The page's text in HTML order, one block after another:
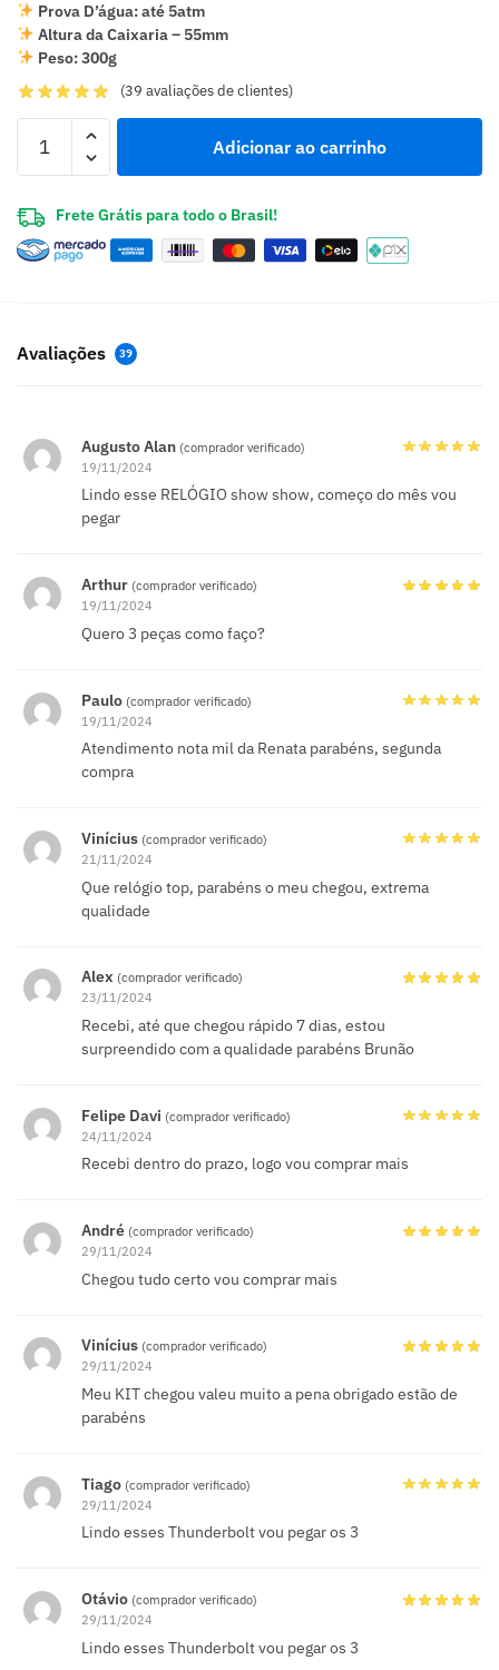
Prova D’água: até 5atm
Altura da Caixaria – 55mm
Peso: 300g
(39 avaliações de clientes)
Adicionar ao carrinho
Frete Grátis para todo o Brasil!
Avaliações 39
Augusto Alan (comprador verificado)
19/11/2024
Lindo esse RELÓGIO show show, começo do mês vou
pegar
Arthur (comprador verificado)
19/11/2024
Quero 3 peças como faço?
Paulo (comprador verificado)
19/11/2024
Atendimento nota mil da Renata parabéns, segunda
compra
Vinícius (comprador verificado)
21/11/2024
Que relógio top, parabéns o meu chegou, extrema
qualidade
Alex (comprador verificado)
23/11/2024
Recebi, até que chegou rápido 7 dias, estou
surpreendido com a qualidade parabéns Brunão
Felipe Davi (comprador verificado)
24/11/2024
Recebi dentro do prazo, logo vou comprar mais
André (comprador verificado)
29/11/2024
Chegou tudo certo vou comprar mais
Vinícius (comprador verificado)
29/11/2024
Meu KIT chegou valeu muito a pena obrigado estão de
parabéns
Tiago (comprador verificado)
29/11/2024
Lindo esses Thunderbolt vou pegar os 3
Otávio (comprador verificado)
29/11/2024
Lindo esses Thunderbolt vou pegar os 3